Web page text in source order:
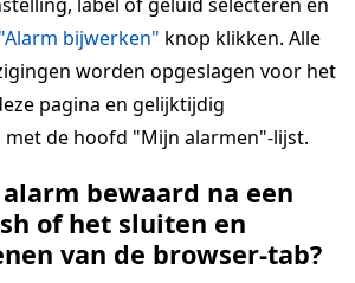
"Alarm bijwerken" knop klikken. Alle
worden opgeslagen voor het
pagina en gelijktijdig
de hoofd "Mijn alarmen"-lijst.
bewaard na een
of het sluiten en
van de browser-tab?